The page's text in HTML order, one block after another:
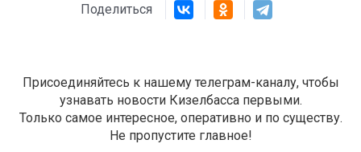
Поделиться
Присоединяйтесь к нашему телеграм-каналу, чтобы
узнавать новости Кизелбасса первыми.
Только самое интересное, оперативно и по существу.
Не пропустите главное!